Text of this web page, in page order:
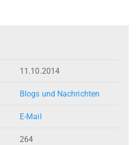
11.10.2014
Blogs und Nachrichten
E-Mail
264